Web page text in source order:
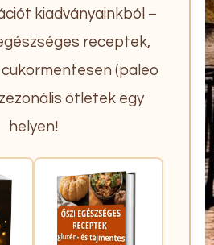
kiadványainkból –
receptek,
(paleo
ötletek egy
helyen!